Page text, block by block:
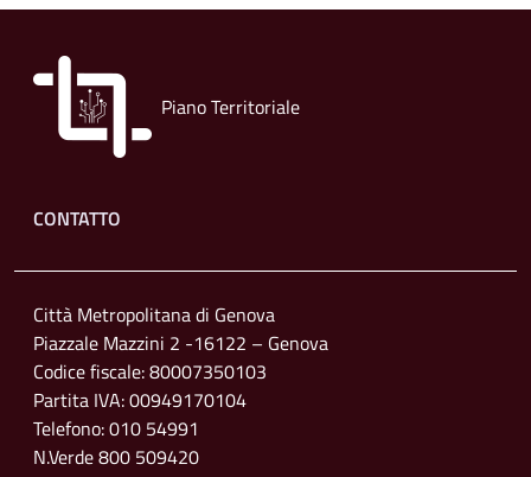
Piano Territoriale
Footer menu
CONTATTO
Città Metropolitana di Genova
Piazzale Mazzini 2 -16122 – Genova
Codice fiscale: 80007350103
Partita IVA: 00949170104
Telefono: 010 54991
N.Verde 800 509420